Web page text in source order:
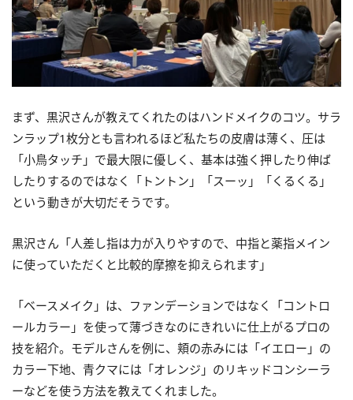
まず、黒沢さんが教えてくれたのはハンドメイクのコツ。サラ
ンラップ1枚分とも言われるほど私たちの皮膚は薄く、圧は
「小鳥タッチ」で最大限に優しく、基本は強く押したり伸ば
したりするのではなく「トントン」「スーッ」「くるくる」
という動きが大切だそうです。
黒沢さん「人差し指は力が入りやすので、中指と薬指メイン
に使っていただくと比較的摩擦を抑えられます」
「ベースメイク」は、ファンデーションではなく「コントロ
ールカラー」を使って薄づきなのにきれいに仕上がるプロの
技を紹介。モデルさんを例に、頬の赤みには「イエロー」の
カラー下地、青クマには「オレンジ」のリキッドコンシーラ
ーなどを使う方法を教えてくれました。